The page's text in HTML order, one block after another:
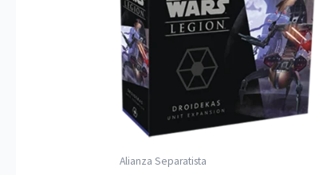
Alianza Separatista